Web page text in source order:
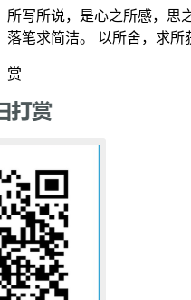
所写所说，是心之所感，思
落笔求简洁。 以所舍，求所
赏